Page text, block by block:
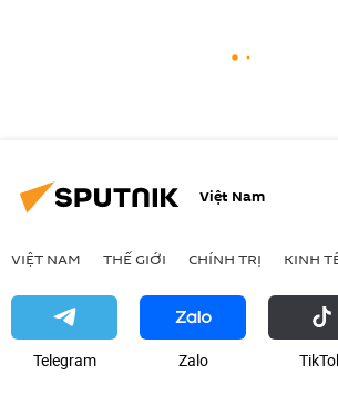
Việt Nam
VIỆT NAM THẾ GIỚI CHÍNH TRỊ KINH
Telegram Zalo